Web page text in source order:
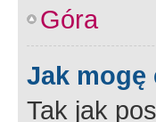
Góra
Jak mogę
Tak jak